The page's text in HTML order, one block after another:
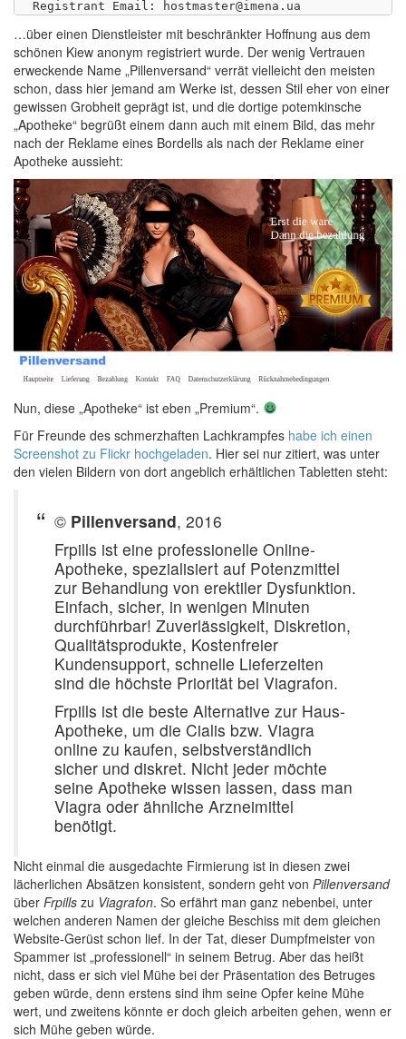
…über einen Dienstleister mit beschränkter Hoffnung aus dem
schönen Kiew anonym registriert wurde. Der wenig Vertrauen
erweckende Name „Pillenversand“ verrät vielleicht den meisten
schon, dass hier jemand am Werke ist, dessen Stil eher von einer
gewissen Grobheit geprägt ist, und die dortige potemkinsche
„Apotheke“ begrüßt einem dann auch mit einem Bild, das mehr
nach der Reklame eines Bordells als nach der Reklame einer
Apotheke aussieht:
Nun, diese „Apotheke“ ist eben „Premium“.
Für Freunde des schmerzhaften Lachkrampfes habe ich einen
Screenshot zu Flickr hochgeladen. Hier sei nur zitiert, was unter
den vielen Bildern von dort angeblich erhältlichen Tabletten steht:
© Pillenversand, 2016
Frpills ist eine professionelle Online-
Apotheke, spezialisiert auf Potenzmittel
zur Behandlung von erektiler Dysfunktion.
Einfach, sicher, in wenigen Minuten
durchführbar! Zuverlässigkeit, Diskretion,
Qualitätsprodukte, Kostenfreier
Kundensupport, schnelle Lieferzeiten
sind die höchste Priorität bei Viagrafon.
Frpills ist die beste Alternative zur Haus-
Apotheke, um die Cialis bzw. Viagra
online zu kaufen, selbstverständlich
sicher und diskret. Nicht jeder möchte
seine Apotheke wissen lassen, dass man
Viagra oder ähnliche Arzneimittel
benötigt.
Nicht einmal die ausgedachte Firmierung ist in diesen zwei
lächerlichen Absätzen konsistent, sondern geht von Pillenversand
über Frpills zu Viagrafon. So erfährt man ganz nebenbei, unter
welchen anderen Namen der gleiche Beschiss mit dem gleichen
Website-Gerüst schon lief. In der Tat, dieser Dumpfmeister von
Spammer ist „professionell“ in seinem Betrug. Aber das heißt
nicht, dass er sich viel Mühe bei der Präsentation des Betruges
geben würde, denn erstens sind ihm seine Opfer keine Mühe
wert, und zweitens könnte er doch gleich arbeiten gehen, wenn er
sich Mühe geben würde.